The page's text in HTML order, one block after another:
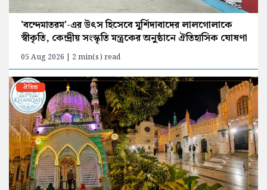
'বন্দেমাতরম'-এর উৎস হিসেবে মুর্শিদাবাদের লালগোলাকে
স্বীকৃতি, কেন্দ্রীয় সংস্কৃতি মন্ত্রকের অনুষ্ঠানে ঐতিহাসিক ঘোষণা
05 Aug 2026 | 2 min(s) read
ঐতিহ্য